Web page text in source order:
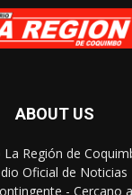
ABOUT US
La Región de
Oficial de Noticias
- Cercano